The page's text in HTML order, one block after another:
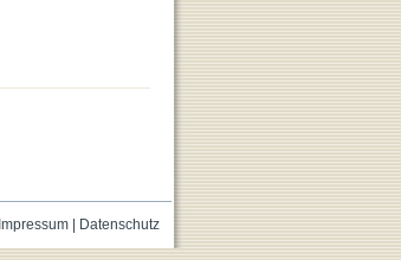
Impressum| Datenschutz